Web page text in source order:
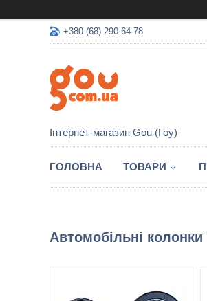
+380 (68) 290-64-78
Інтернет-магазин Gou (Гоу)
ГОЛОВНА ТОВАРИ
Автомобільні